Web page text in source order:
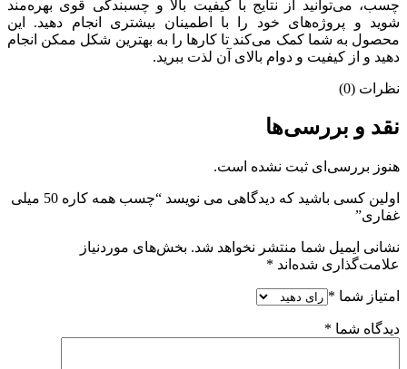
چسب، می‌توانید از نتایج با کیفیت بالا و چسبندگی قوی بهره‌مند
شوید و پروژه‌های خود را با اطمینان بیشتری انجام دهید. این
محصول به شما کمک می‌کند تا کارها را به بهترین شکل ممکن انجام
دهید و از کیفیت و دوام بالای آن لذت ببرید.
نظرات (0)
نقد و بررسی‌ها
هنوز بررسی‌ای ثبت نشده است.
اولین کسی باشید که دیدگاهی می نویسد “چسب همه کاره 50 میلی
غفاری”
نشانی ایمیل شما منتشر نخواهد شد. بخش‌های موردنیاز
علامت‌گذاری شده‌اند *
امتیاز شما *
دیدگاه شما *